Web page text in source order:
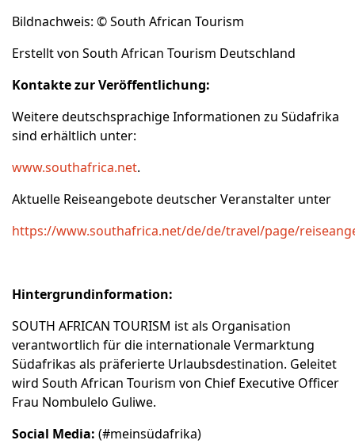
Bildnachweis: © South African Tourism
Erstellt von South African Tourism Deutschland
Kontakte zur Veröffentlichung:
Weitere deutschsprachige Informationen zu Südafrika
sind erhältlich unter:
www.southafrica.net.
Aktuelle Reiseangebote deutscher Veranstalter unter
https://www.southafrica.net/de/de/travel/page/
Hintergrundinformation:
SOUTH AFRICAN TOURISM ist als Organisation
verantwortlich für die internationale Vermarktung
Südafrikas als präferierte Urlaubsdestination. Geleitet
wird South African Tourism von Chief Executive Officer
Frau Nombulelo Guliwe.
Social Media: (#meinsüdafrika)